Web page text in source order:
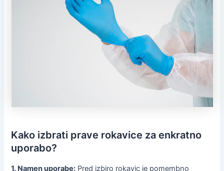
Kako izbrati prave rokavice za enkratno
uporabo?
1. Namen uporabe: Pred izbiro rokavic je pomembno